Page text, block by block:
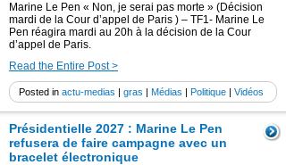
Marine Le Pen « Non, je serai pas morte » (Décision
mardi de la Cour d’appel de Paris ) – TF1- Marine Le
Pen réagira mardi au 20h à la décision de la Cour
d’appel de Paris.
Read the Entire Post >
Posted in actu-medias | gras | Médias | Politique | Vidéos
Présidentielle 2027 : Marine Le Pen
refusera de faire campagne avec un
bracelet électronique